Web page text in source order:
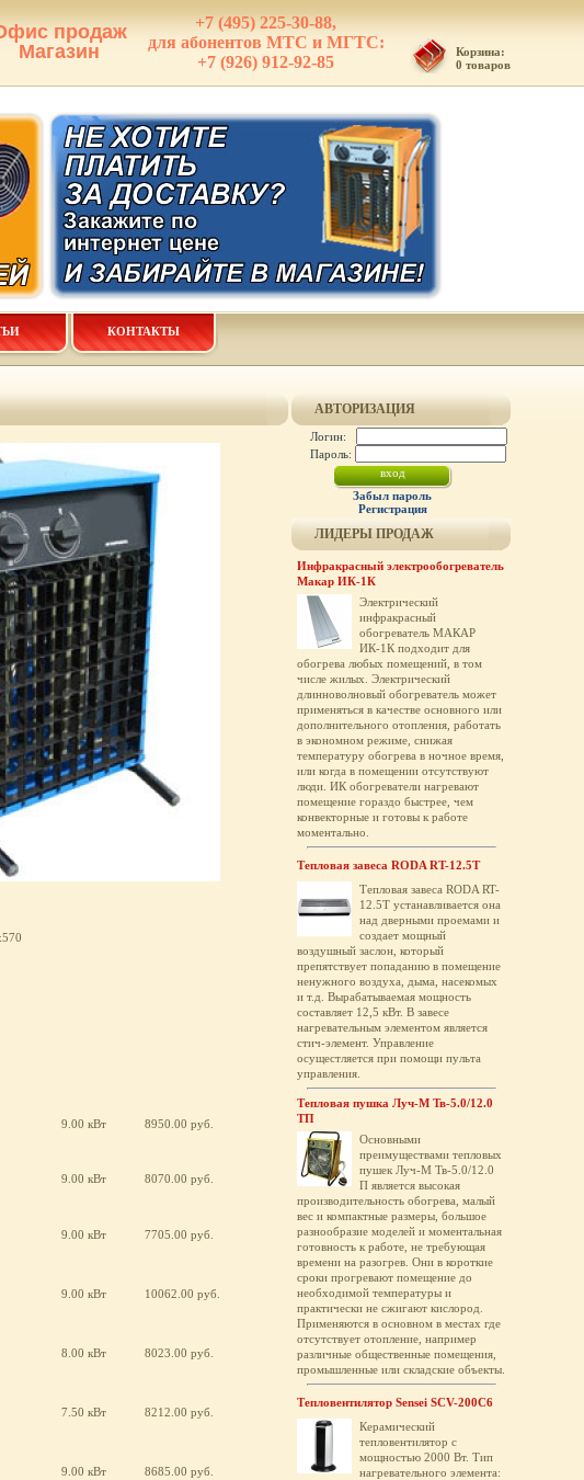
продаж
Магазин
+7 (495) 225-30-88,
для абонентов МТС и МГТС:
+7 (926) 912-92-85
Корзина:
0 товаров
КОНТАКТЫ
9.00 кВт 8950.00 руб.
9.00 кВт 8070.00 руб.
9.00 кВт 7705.00 руб.
9.00 кВт 10062.00 руб.
8.00 кВт 8023.00 руб.
7.50 кВт 8212.00 руб.
9.00 кВт 8685.00 руб.
АВТОРИЗАЦИЯ
Логин:
Пароль:
Забыл пароль
Регистрация
ЛИДЕРЫ ПРОДАЖ
Инфракрасный электрообогреватель
Макар ИК-1К
Электрический
инфракрасный
обогреватель МАКАР
ИК-1К подходит для
обогрева любых помещений, в том
числе жилых. Электрический
длинноволновый обогреватель может
применяться в качестве основного или
дополнительного отопления, работать
в экономном режиме, снижая
температуру обогрева в ночное время,
или когда в помещении отсутствуют
люди. ИК обогреватели нагревают
помещение гораздо быстрее, чем
конвекторные и готовы к работе
моментально.
Тепловая завеса RODA RT-12.5T
Тепловая завеса RODA RT-
12.5T устанавливается она
над дверными проемами и
создает мощный
воздушный заслон, который
препятствует попаданию в помещение
ненужного воздуха, дыма, насекомых
и т.д. Вырабатываемая мощность
составляет 12,5 кВт. В завесе
нагревательным элементом является
стич-элемент. Управление
осущестляется при помощи пульта
управления.
Тепловая пушка Луч-М Тв-5.0/12.0
ТП
Основными
преимуществами тепловых
пушек Луч-М Тв-5.0/12.0
П является высокая
производительность обогрева, малый
вес и компактные размеры, большое
разнообразие моделей и моментальная
готовность к работе, не требующая
времени на разогрев. Они в короткие
сроки прогревают помещение до
необходимой температуры и
практически не сжигают кислород.
Применяются в основном в местах где
отсутствует отопление, например
различные общественные помещения,
промышленные или складские объекты.
Тепловентилятор Sensei SCV-200C6
Керамический
тепловентилятор с
мощностью 2000 Вт. Тип
нагревательного элемента: